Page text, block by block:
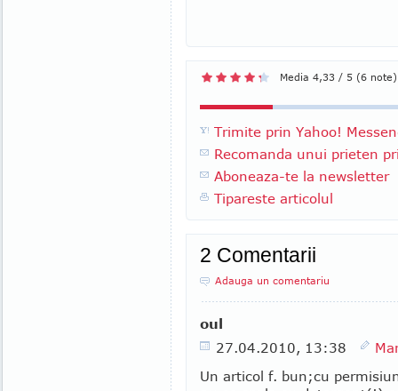
Media 4,33 / 5 (6 note)
Trimite prin Yahoo!
Recomanda unui prieten
Aboneaza-te la newsletter
Tipareste articolul
2 Comentarii
Adauga un comentariu
oul
27.04.2010, 13:38
Un articol f. bun;cu